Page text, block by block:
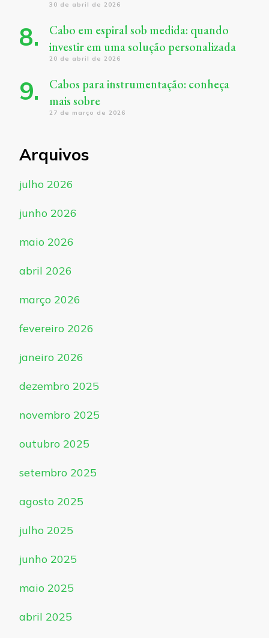
30 de abril de 2026
Cabo em espiral sob medida: quando
investir em uma solução personalizada
20 de abril de 2026
Cabos para instrumentação: conheça
mais sobre
27 de março de 2026
Arquivos
julho 2026
junho 2026
maio 2026
abril 2026
março 2026
fevereiro 2026
janeiro 2026
dezembro 2025
novembro 2025
outubro 2025
setembro 2025
agosto 2025
julho 2025
junho 2025
maio 2025
abril 2025